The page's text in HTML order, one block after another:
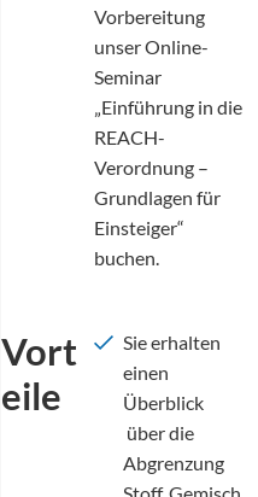
Vorbereitung
unser Online-
Seminar
„Einführung in die
REACH-
Verordnung –
Grundlagen für
Einsteiger“
buchen.
Vort
eile
Sie erhalten
einen
Überblick
über die
Abgrenzung